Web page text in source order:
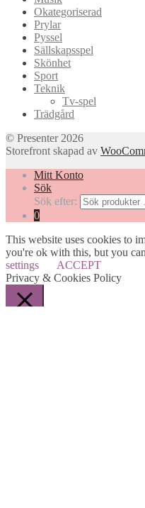
Okategoriserad
Prylar
Pyssel
Sällskapsspel
Skönhet
Sport
Teknik
Tv-spel
Trädgård
© Presenter 2026
Storefront skapad av
Mitt Konto
Sök
Sök efter:
0
This website uses cookies to
you're ok with this, but you
settings
ACCEPT
Privacy & Cookies Policy